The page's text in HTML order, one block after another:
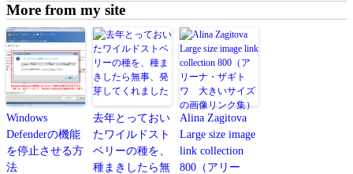
More from my site
Windows
Defenderの機能
を停止させる方
法
去年とっておい
たワイルドスト
ベリーの種を、
種まきしたら無
Alina Zagitova
Large size image
link collection
800（アリー